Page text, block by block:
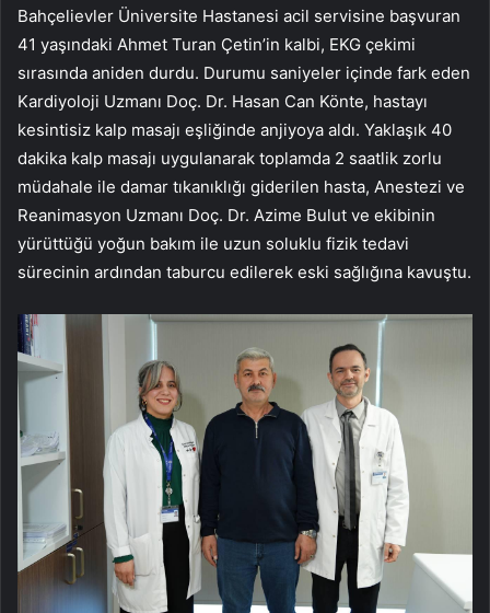
Bahçelievler Üniversite Hastanesi acil servisine başvuran
41 yaşındaki Ahmet Turan Çetin’in kalbi, EKG çekimi
sırasında aniden durdu. Durumu saniyeler içinde fark eden
Kardiyoloji Uzmanı Doç. Dr. Hasan Can Könte, hastayı
kesintisiz kalp masajı eşliğinde anjiyoya aldı. Yaklaşık 40
dakika kalp masajı uygulanarak toplamda 2 saatlik zorlu
müdahale ile damar tıkanıklığı giderilen hasta, Anestezi ve
Reanimasyon Uzmanı Doç. Dr. Azime Bulut ve ekibinin
yürüttüğü yoğun bakım ile uzun soluklu fizik tedavi
sürecinin ardından taburcu edilerek eski sağlığına kavuştu.